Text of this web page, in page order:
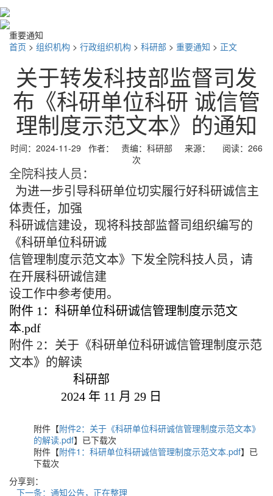
重要通知
首页 > 组织机构 > 行政组织机构 > 科研部 > 重要通知 > 正文
关于转发科技部监督司发
布《科研单位科研 诚信管
理制度示范文本》的通知
时间：2024-11-29 作者： 责编：科研部 来源： 阅读： 266
次
全院科技人员：
为进一步引导科研单位切实履行好科研诚信主
体责任，加强
科研诚信建设，现将科技部监督司组织编写的
《科研单位科研诚
信管理制度示范文本》下发全院科技人员，请
在开展科研诚信建
设工作中参考使用。
附件 1：科研单位科研诚信管理制度示范文
本.pdf
附件 2：关于《科研单位科研诚信管理制度示范
文本》的解读
科研部
2024 年 11 月 29 日
附件【附件2：关于《科研单位科研诚信管理制度示范文本》
的解读.pdf】已下载次
附件【附件1：科研单位科研诚信管理制度示范文本.pdf】已
下载次
分享到：
下一条：通知公告，正在整理